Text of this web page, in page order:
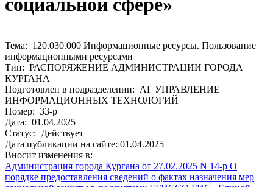
социальной сфере»
Тема: 120.030.000 Информационные ресурсы. Пользование
информационными ресурсами
Тип: РАСПОРЯЖЕНИЕ АДМИНИСТРАЦИИ ГОРОДА
КУРГАНА
Подготовлен в подразделении: АГ УПРАВЛЕНИЕ
ИНФОРМАЦИОННЫХ ТЕХНОЛОГИЙ
Номер: 33-р
Дата: 01.04.2025
Статус: Действует
Дата публикации на сайте: 01.04.2025
Вносит изменения в:
Администрация города Кургана от 27.02.2025 N 14-р О
порядке предоставления сведений о фактах назначения мер